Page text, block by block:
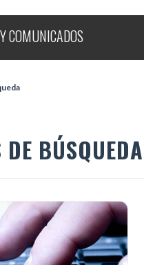
COMUNICADOS
BÚSQUEDA